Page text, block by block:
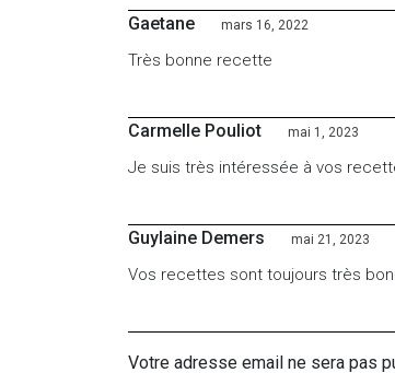
Gaetane mars 16, 2022
Très bonne recette
Carmelle Pouliot mai 1, 2023
Je suis très intéressée à vos
Guylaine Demers mai 21, 2023
Vos recettes sont toujours très
Votre adresse email ne sera pas